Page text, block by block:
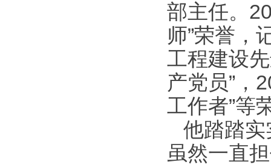
部主任。
师”荣誉，
工程建设
产党员”，
工作者”等
他踏踏实
虽然一直